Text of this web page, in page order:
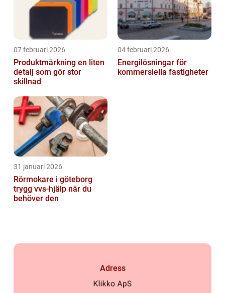
07 februari 2026
Produktmärkning en liten
detalj som gör stor
skillnad
04 februari 2026
Energilösningar för
kommersiella fastigheter
31 januari 2026
Rörmokare i göteborg
trygg vvs-hjälp när du
behöver den
Adress